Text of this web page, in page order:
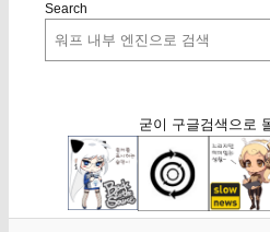
Search
굳이 구글검색으로